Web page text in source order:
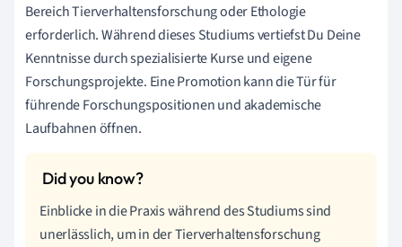
Bereich Tierverhaltensforschung oder Ethologie
erforderlich. Während dieses Studiums vertiefst Du Deine
Kenntnisse durch spezialisierte Kurse und eigene
Forschungsprojekte. Eine Promotion kann die Tür für
führende Forschungspositionen und akademische
Laufbahnen öffnen.
Einblicke in die Praxis während des Studiums sind
unerlässlich, um in der Tierverhaltensforschung